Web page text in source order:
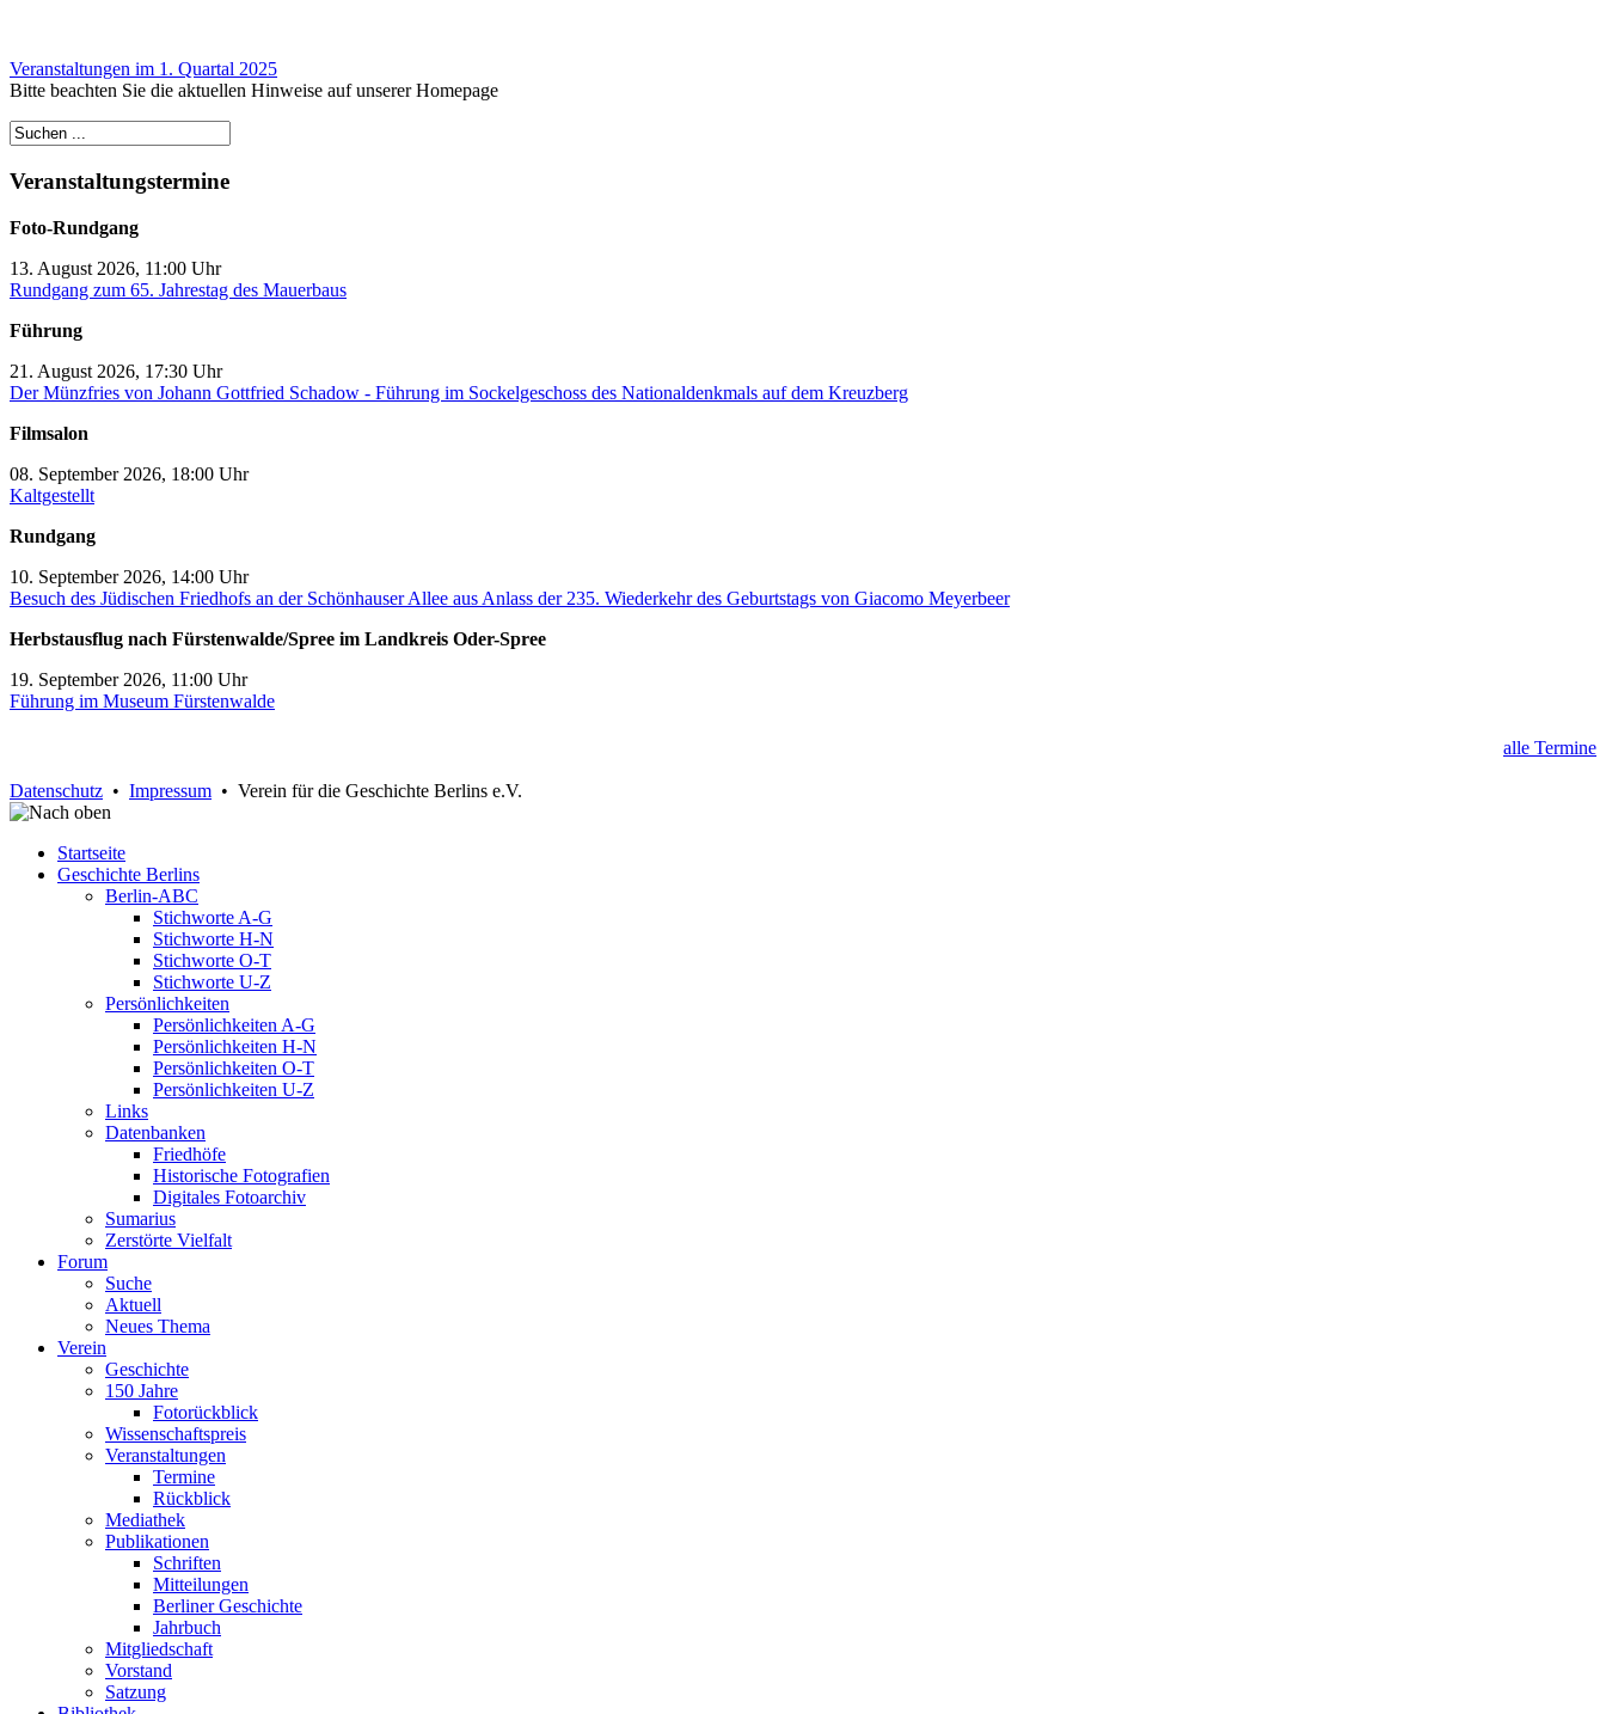
Veranstaltungen im 1. Quartal 2025
Bitte beachten Sie die aktuellen Hinweise auf unserer Homepage
Veranstaltungstermine
Foto-Rundgang
13. August 2026, 11:00 Uhr
Rundgang zum 65. Jahrestag des Mauerbaus
Führung
21. August 2026, 17:30 Uhr
Der Münzfries von Johann Gottfried Schadow - Führung im Sockelgeschoss des Nationaldenkmals auf dem Kreuzberg
Filmsalon
08. September 2026, 18:00 Uhr
Kaltgestellt
Rundgang
10. September 2026, 14:00 Uhr
Besuch des Jüdischen Friedhofs an der Schönhauser Allee aus Anlass der 235. Wiederkehr des Geburtstags von Giacomo Meyerbeer
Herbstausflug nach Fürstenwalde/Spree im Landkreis Oder-Spree
19. September 2026, 11:00 Uhr
Führung im Museum Fürstenwalde
alle Termine
Datenschutz • Impressum • Verein für die Geschichte Berlins e.V.
Startseite
Geschichte Berlins
Berlin-ABC
Stichworte A-G
Stichworte H-N
Stichworte O-T
Stichworte U-Z
Persönlichkeiten
Persönlichkeiten A-G
Persönlichkeiten H-N
Persönlichkeiten O-T
Persönlichkeiten U-Z
Links
Datenbanken
Friedhöfe
Historische Fotografien
Digitales Fotoarchiv
Sumarius
Zerstörte Vielfalt
Forum
Suche
Aktuell
Neues Thema
Verein
Geschichte
150 Jahre
Fotorückblick
Wissenschaftspreis
Veranstaltungen
Termine
Rückblick
Mediathek
Publikationen
Schriften
Mitteilungen
Berliner Geschichte
Jahrbuch
Mitgliedschaft
Vorstand
Satzung